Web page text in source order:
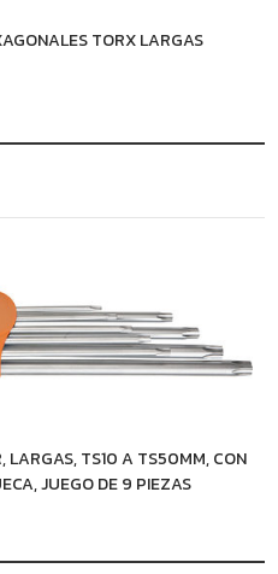
TORX LARGAS
LARGAS, TS10 A TS50MM, CON
JUEGO DE 9 PIEZAS